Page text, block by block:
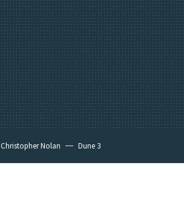
Christopher Nolan Dune 3